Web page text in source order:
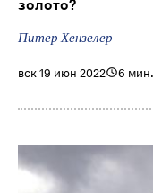
золото?
Питер Хензелер
вск 19 июн 2022 6 мин.